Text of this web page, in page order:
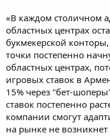
«В каждом столичном
областных центрах
букмекерской
точки постепенно
областных центрах,
игровых ставок в
15% через "бет-
ставок постепенно
компании смогут
на рынке не